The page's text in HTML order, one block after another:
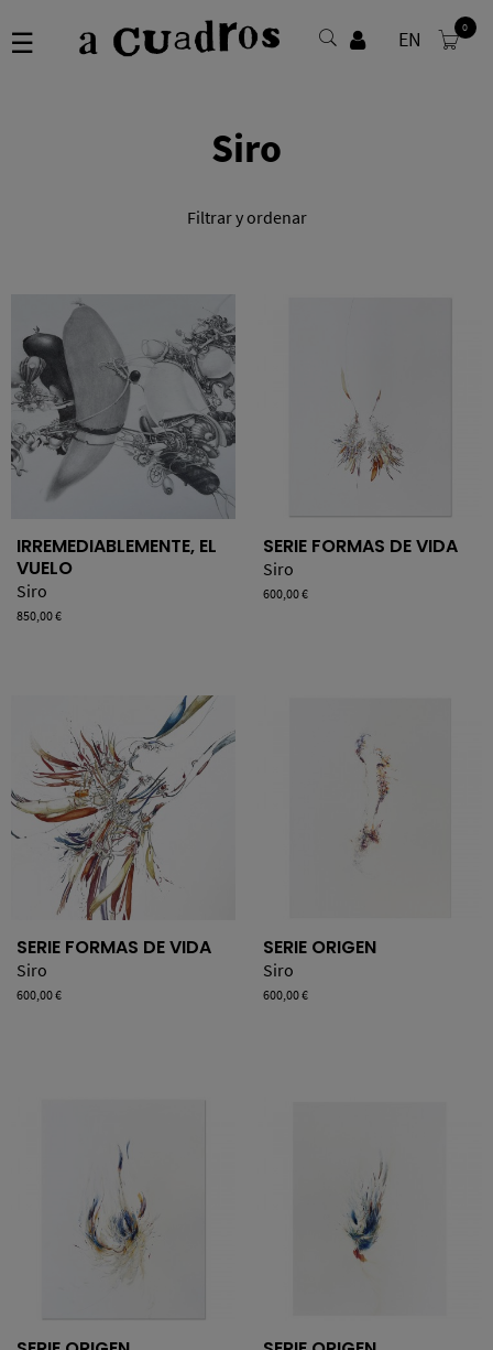
EN 0
Navegación
☰
Siro
Filtrar y ordenar
IRREMEDIABLEMENTE, EL
VUELO
Siro
Precio
850,00 €
SERIE FORMAS DE VIDA
Siro
Precio
600,00 €
SERIE FORMAS DE VIDA
Siro
Precio
600,00 €
SERIE ORIGEN
Siro
Precio
600,00 €